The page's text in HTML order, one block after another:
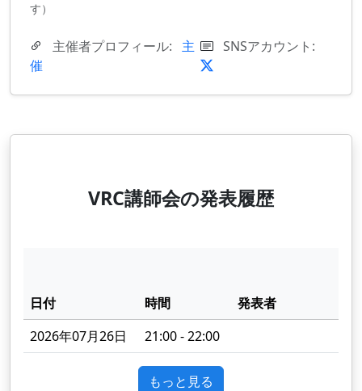
す）
主催者プロフィール:
主
催
SNSアカウント:
VRC講師会の発表履歴
日付 時間 発表者
2026年07月26日
21:00 - 22:00
もっと見る